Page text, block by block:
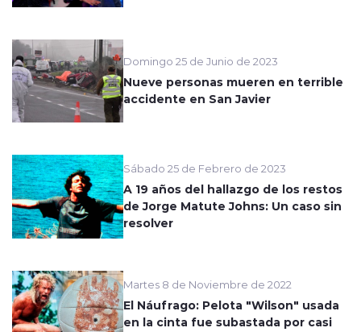
Domingo 25 de Junio de 2023
Nueve personas mueren en terrible
accidente en San Javier
Sábado 25 de Febrero de 2023
A 19 años del hallazgo de los restos
de Jorge Matute Johns: Un caso sin
resolver
Martes 8 de Noviembre de 2022
El Náufrago: Pelota "Wilson" usada
en la cinta fue subastada por casi